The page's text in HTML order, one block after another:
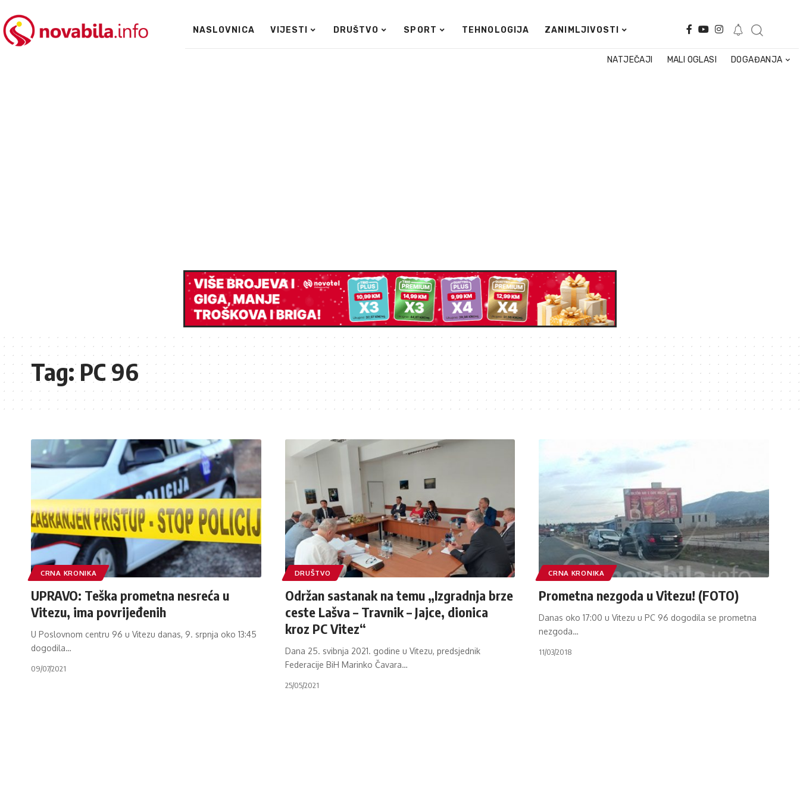
NASLOVNICA VIJESTI DRUŠTVO SPORT TEHNOLOGIJA ZANIMLJIVOSTI
NATJEČAJI MALI OGLASI DOGAĐANJA
Tag:PC 96
CRNA KRONIKA
UPRAVO: Teška prometna nesreća u
Vitezu, ima povrijeđenih
U Poslovnom centru 96 u Vitezu danas, 9. srpnja oko 13:45
dogodila…
09/07/2021
DRUŠTVO
Održan sastanak na temu „Izgradnja brze
ceste Lašva – Travnik – Jajce, dionica
kroz PC Vitez“
Dana 25. svibnja 2021. godine u Vitezu, predsjednik
Federacije BiH Marinko Čavara…
25/05/2021
CRNA KRONIKA
Prometna nezgoda u Vitezu! (FOTO)
Danas oko 17:00 u Vitezu u PC 96 dogodila se prometna
nezgoda…
11/03/2018